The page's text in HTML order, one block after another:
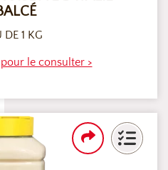
DE 1 KG
le consulter >